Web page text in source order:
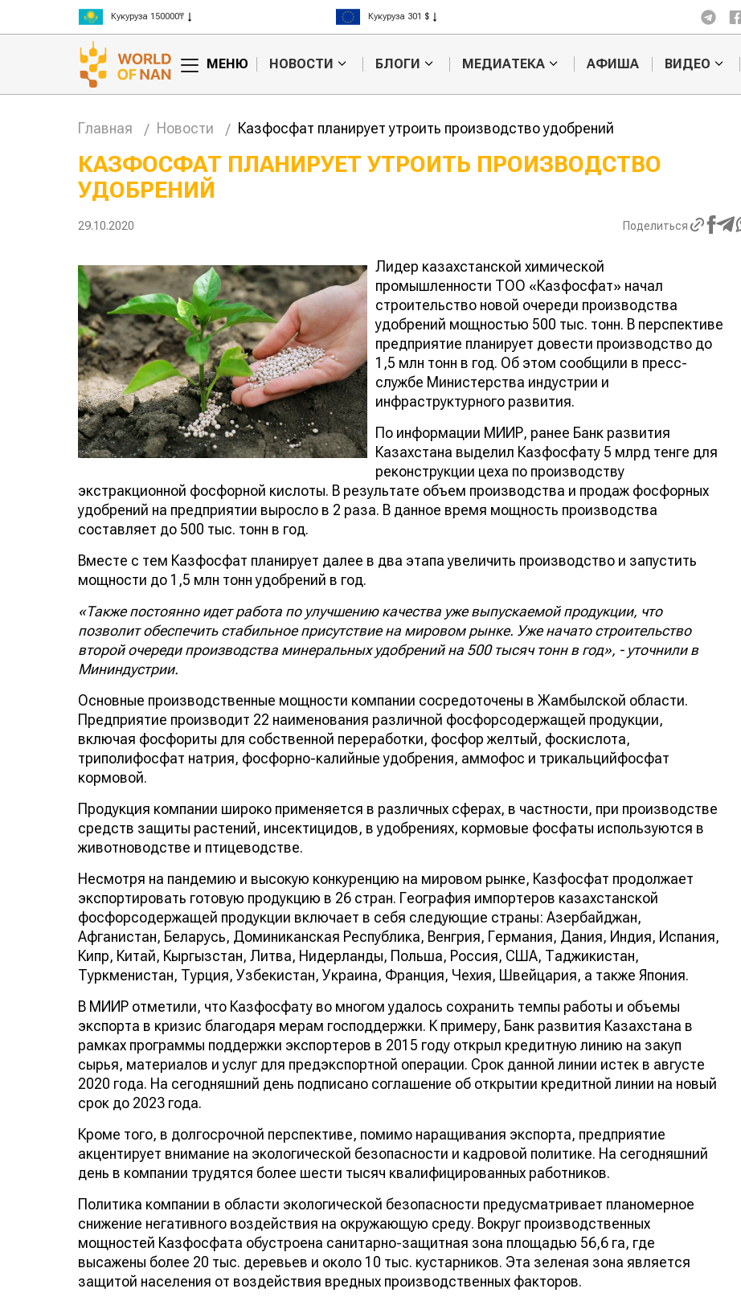
Кукуруза 150000₸
Рис 300000₸
Пшеница 3 класс 125000₸
Кукуруза 301 $
Рис 408 $
МЕНЮ НОВОСТИ БЛОГИ МЕДИАТЕКА АФИША ВИДЕО
Главная Новости Казфосфат планирует утроить производство удобрений
КАЗФОСФАТ ПЛАНИРУЕТ УТРОИТЬ ПРОИЗВОДСТВО
УДОБРЕНИЙ
29.10.2020 Поделиться
Лидер казахстанской химической
промышленности ТОО «Казфосфат» начал
строительство новой очереди производства
удобрений мощностью 500 тыс. тонн. В перспективе
предприятие планирует довести производство до
1,5 млн тонн в год. Об этом сообщили в пресс-
службе Министерства индустрии и
инфраструктурного развития.
По информации МИИР, ранее Банк развития
Казахстана выделил Казфосфату 5 млрд тенге для
реконструкции цеха по производству
экстракционной фосфорной кислоты. В результате объем производства и продаж фосфорных
удобрений на предприятии выросло в 2 раза. В данное время мощность производства
составляет до 500 тыс. тонн в год.
Вместе с тем Казфосфат планирует далее в два этапа увеличить производство и запустить
мощности до 1,5 млн тонн удобрений в год.
«Также постоянно идет работа по улучшению качества уже выпускаемой продукции, что
позволит обеспечить стабильное присутствие на мировом рынке. Уже начато строительство
второй очереди производства минеральных удобрений на 500 тысяч тонн в год», - уточнили в
Мининдустрии.
Основные производственные мощности компании сосредоточены в Жамбылской области.
Предприятие производит 22 наименования различной фосфорсодержащей продукции,
включая фосфориты для собственной переработки, фосфор желтый, фоскислота,
триполифосфат натрия, фосфорно-калийные удобрения, аммофос и трикальцийфосфат
кормовой.
Продукция компании широко применяется в различных сферах, в частности, при производстве
средств защиты растений, инсектицидов, в удобрениях, кормовые фосфаты используются в
животноводстве и птицеводстве.
Несмотря на пандемию и высокую конкуренцию на мировом рынке, Казфосфат продолжает
экспортировать готовую продукцию в 26 стран. География импортеров казахстанской
фосфорсодержащей продукции включает в себя следующие страны: Азербайджан,
Афганистан, Беларусь, Доминиканская Республика, Венгрия, Германия, Дания, Индия, Испания,
Кипр, Китай, Кыргызстан, Литва, Нидерланды, Польша, Россия, США, Таджикистан,
Туркменистан, Турция, Узбекистан, Украина, Франция, Чехия, Швейцария, а также Япония.
В МИИР отметили, что Казфосфату во многом удалось сохранить темпы работы и объемы
экспорта в кризис благодаря мерам господдержки. К примеру, Банк развития Казахстана в
рамках программы поддержки экспортеров в 2015 году открыл кредитную линию на закуп
сырья, материалов и услуг для предэкспортной операции. Срок данной линии истек в августе
2020 года. На сегодняшний день подписано соглашение об открытии кредитной линии на новый
срок до 2023 года.
Кроме того, в долгосрочной перспективе, помимо наращивания экспорта, предприятие
акцентирует внимание на экологической безопасности и кадровой политике. На сегодняшний
день в компании трудятся более шести тысяч квалифицированных работников.
Политика компании в области экологической безопасности предусматривает планомерное
снижение негативного воздействия на окружающую среду. Вокруг производственных
мощностей Казфосфата обустроена санитарно-защитная зона площадью 56,6 га, где
высажены более 20 тыс. деревьев и около 10 тыс. кустарников. Эта зеленая зона является
защитой населения от воздействия вредных производственных факторов.
продуктивность
мясного скота